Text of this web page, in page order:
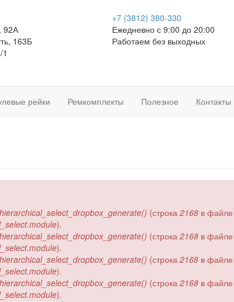
92А
163Б
+7 (3812) 380-330
Ежедневно с 9:00 до 20:00
Работаем без выходных
рейки Ремкомплекты Полезное Контакты
_hierarchical_select_dropbox_generate() (строка 2168 в
).
_hierarchical_select_dropbox_generate() (строка 2168 в
).
_hierarchical_select_dropbox_generate() (строка 2168 в
).
_hierarchical_select_dropbox_generate() (строка 2168 в
).